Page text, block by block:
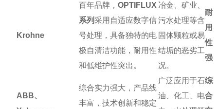
Krohne
百年品牌， OPTIFLUX
系列采用自适应数字信
号处理，具备独特的电
极自清洁功能，耐用性
和低维护性突出。
冶金、矿业、
污水处理等含
固体颗粒或易
结垢的恶劣工
况。
耐
用
性
强
ABB、
综合实力强大，产品线
丰富，技术创新和稳定
广泛应用于石
油、化工、电
综
合